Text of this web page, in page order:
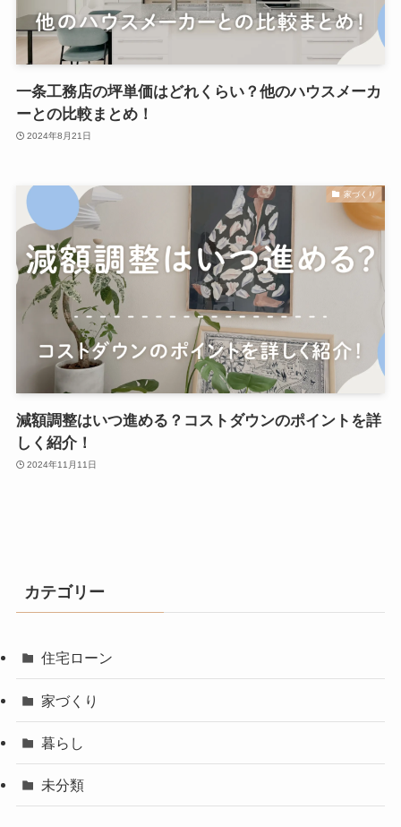
一条工務店の坪単価はどれくらい？他のハウスメーカ
ーとの比較まとめ！
2024年8月21日
家づくり
減額調整はいつ進める？コストダウンのポイントを詳
しく紹介！
2024年11月11日
カテゴリー
住宅ローン
家づくり
暮らし
未分類